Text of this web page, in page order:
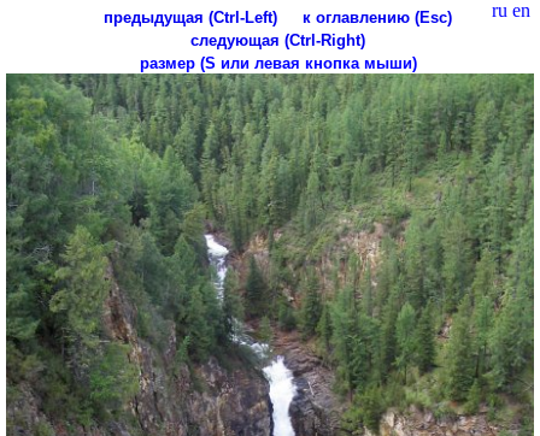
ru en
предыдущая (Ctrl-Left)
к оглавлению (Esc)
следующая (Ctrl-Right)
размер (S или левая кнопка мыши)